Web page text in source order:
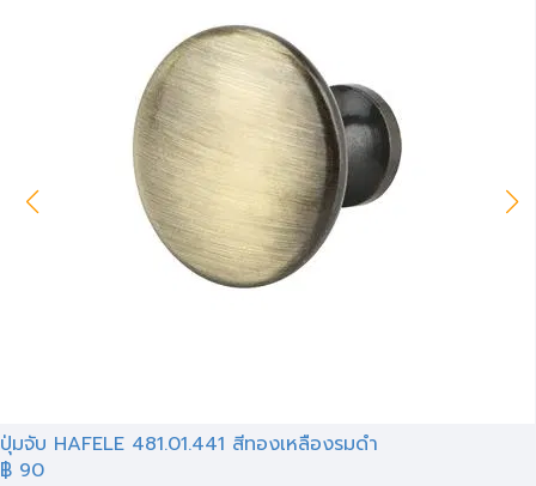
ปุ่มจับ HAFELE 481.01.441 สีทองเหลืองรมดำ
฿ 90